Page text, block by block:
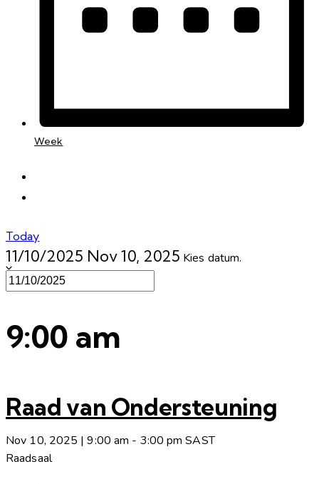
Week
Today
11/10/2025 Nov 10, 2025 Kies datum.
9:00 am
Raad van Ondersteuning
Nov 10, 2025 | 9:00 am - 3:00 pm SAST
Raadsaal